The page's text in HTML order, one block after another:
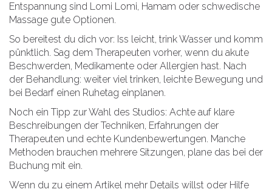
Entspannung sind Lomi Lomi, Hamam oder schwedische
Massage gute Optionen.
So bereitest du dich vor: Iss leicht, trink Wasser und komm
pünktlich. Sag dem Therapeuten vorher, wenn du akute
Beschwerden, Medikamente oder Allergien hast. Nach
der Behandlung: weiter viel trinken, leichte Bewegung und
bei Bedarf einen Ruhetag einplanen.
Noch ein Tipp zur Wahl des Studios: Achte auf klare
Beschreibungen der Techniken, Erfahrungen der
Therapeuten und echte Kundenbewertungen. Manche
Methoden brauchen mehrere Sitzungen, plane das bei der
Buchung mit ein.
Wenn du zu einem Artikel mehr Details willst oder Hilfe